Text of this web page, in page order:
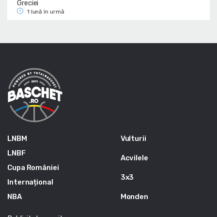
Greciei
1 lună în urmă
LNBM
LNBF
Cupa României
Internațional
NBA
Vulturii
Acvilele
3x3
Monden